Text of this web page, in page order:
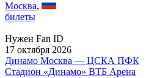
Москва,
билеты
Нужен Fan ID
17 октября 2026
Динамо Москва — ЦСКА ПФК
Стадион «Динамо» ВТБ Арена